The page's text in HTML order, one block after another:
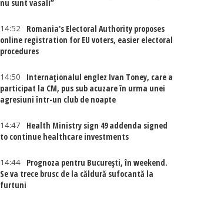
nu sunt vasali”
14:52
Romania's Electoral Authority proposes
online registration for EU voters, easier electoral
procedures
14:50
Internaţionalul englez Ivan Toney, care a
participat la CM, pus sub acuzare în urma unei
agresiuni într-un club de noapte
14:47
Health Ministry sign 49 addenda signed
to continue healthcare investments
14:44
Prognoza pentru București, în weekend.
Se va trece brusc de la căldură sufocantă la
furtuni